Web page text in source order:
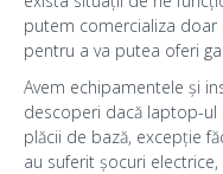
putem comercializa
pentru a va putea oferi
Avem echipamentele și
descoperi dacă laptop-
plăcii de bază, excepție
au suferit șocuri